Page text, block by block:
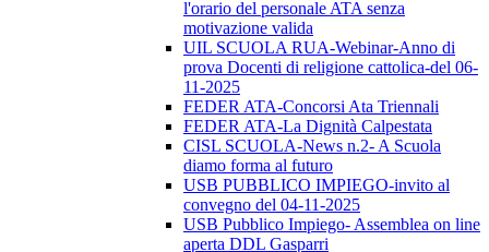
l'orario del personale ATA senza
motivazione valida
UIL SCUOLA RUA-Webinar-Anno di
prova Docenti di religione cattolica-del 06-
11-2025
FEDER ATA-Concorsi Ata Triennali
FEDER ATA-La Dignità Calpestata
CISL SCUOLA-News n.2- A Scuola
diamo forma al futuro
USB PUBBLICO IMPIEGO-invito al
convegno del 04-11-2025
USB Pubblico Impiego- Assemblea on line
aperta DDL Gasparri